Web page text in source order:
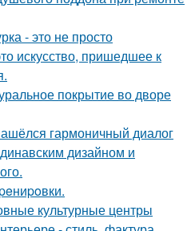
- это не просто
искусство, пришедшее к
покрытие во дворе
гармоничный диалог
дизайном и
культурные центры